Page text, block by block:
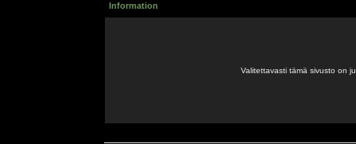
Information
Valitettavasti tämä sivusto on